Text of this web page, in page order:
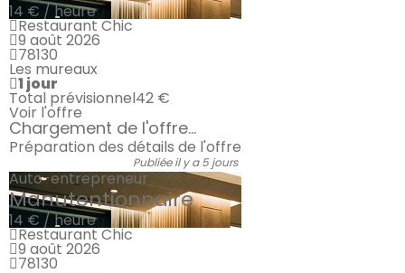
14 € / heure
Restaurant Chic
9 août 2026
78130
Les mureaux
1 jour
Total prévisionnel42 €
Voir l'offre
Chargement de l'offre...
Préparation des détails de l'offre
Publiée il y a 5 jours
Auto-entrepreneur
Manutentionnaire
14 € / heure
Restaurant Chic
9 août 2026
78130